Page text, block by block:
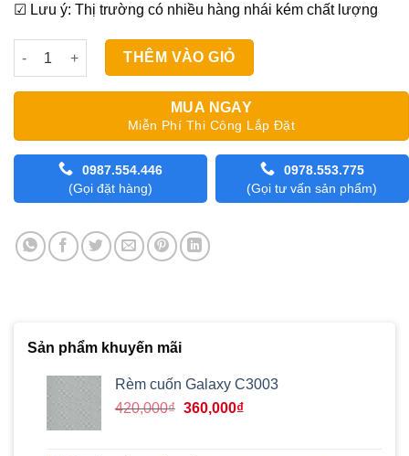
☑ Lưu ý: Thị trường có nhiều hàng nhái kém chất lượng
Màn Lá Dọc Star Blinds Giá Rẻ A337 số lượng
THÊM VÀO GIỎ
MUA NGAY
Miễn Phí Thi Công Lắp Đặt
0987.554.446
(Gọi đặt hàng)
0978.553.775
(Gọi tư vấn sản phẩm)
Sản phẩm khuyến mãi
Rèm cuốn Galaxy C3003
420,000₫ Giá
360,000₫Giá